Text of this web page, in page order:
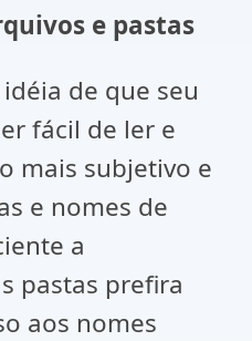
e pastas
de que seu
fácil de ler e
mais subjetivo e
e nomes de
a
pastas prefira
aos nomes